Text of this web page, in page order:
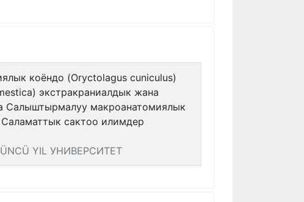
коёндо (Oryctolagus cuniculus)
экстракраниалдык жана
Салыштырмалуу макроанатомиялык
Саламаттык сактоо илимдер
YIL УНИВЕРСИТЕТ